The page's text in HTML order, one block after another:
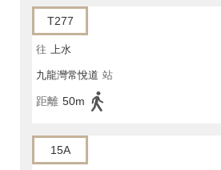
T277
往 上水
九龍灣常悅道 站
距離 50m
15A